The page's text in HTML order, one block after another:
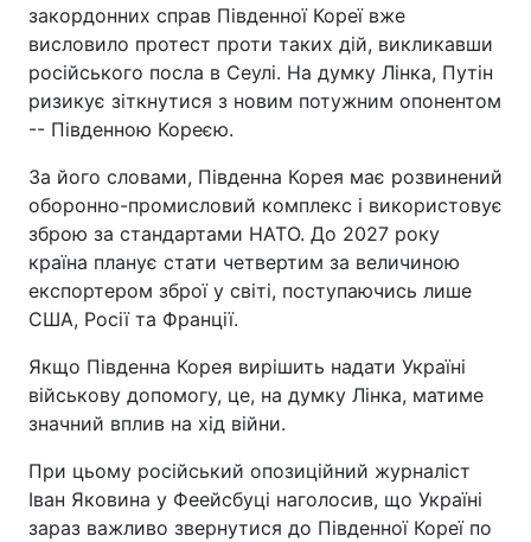
закордонних справ Південної Кореї вже
висловило протест проти таких дій, викликавши
російського посла в Сеулі. На думку Лінка, Путін
ризикує зіткнутися з новим потужним опонентом
-- Південною Кореєю.
За його словами, Південна Корея має розвинений
оборонно-промисловий комплекс і використовує
зброю за стандартами НАТО. До 2027 року
країна планує стати четвертим за величиною
експортером зброї у світі, поступаючись лише
США, Росії та Франції.
Якщо Південна Корея вирішить надати Україні
військову допомогу, це, на думку Лінка, матиме
значний вплив на хід війни.
При цьому російський опозиційний журналіст
Іван Яковина у Феейсбуці наголосив, що Україні
зараз важливо звернутися до Південної Кореї по